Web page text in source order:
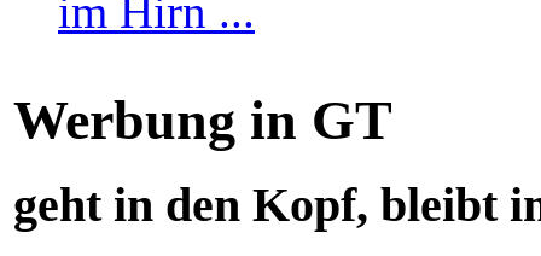
Werbung in GT
geht in den Kopf, bleibt